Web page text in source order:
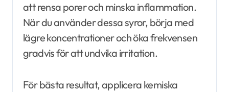
att rensa porer och minska inflammation.
När du använder dessa syror, börja med
lägre koncentrationer och öka frekvensen
gradvis för att undvika irritation.
För bästa resultat, applicera kemiska